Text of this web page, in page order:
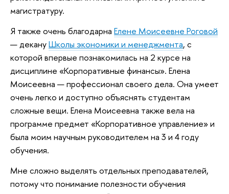
магистратуру.
Я также очень благодарна Елене Моисеевне Роговой
— декануШколы экономики и менеджмента, с
которой впервые познакомилась на 2 курсе на
дисциплине «Корпоративные финансы». Елена
Моисеевна — профессионал своего дела. Она умеет
очень легко и доступно объяснять студентам
сложные вещи. Елена Моисеевна также вела на
программе предмет «Корпоративное управление» и
была моим научным руководителем на 3 и 4 году
обучения.
Мне сложно выделять отдельных преподавателей,
потому что понимание полезности обучения